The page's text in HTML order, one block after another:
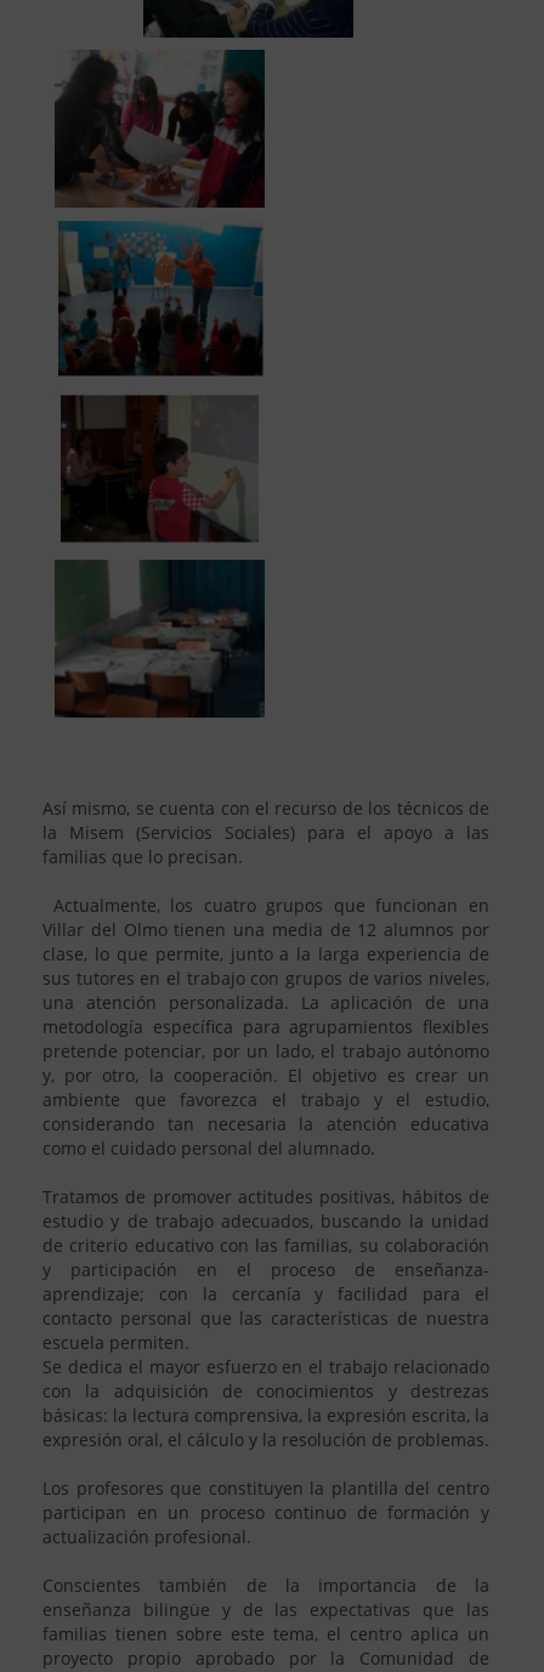
Así mismo, se cuenta con el recurso de los técnicos de
la Misem (Servicios Sociales) para el apoyo a las
familias que lo precisan.
Actualmente, los cuatro grupos que funcionan en
Villar del Olmo tienen una media de 12 alumnos por
clase, lo que permite, junto a la larga experiencia de
sus tutores en el trabajo con grupos de varios niveles,
una atención personalizada. La aplicación de una
metodología específica para agrupamientos flexibles
pretende potenciar, por un lado, el trabajo autónomo
y, por otro, la cooperación. El objetivo es crear un
ambiente que favorezca el trabajo y el estudio,
considerando tan necesaria la atención educativa
como el cuidado personal del alumnado.
Tratamos de promover actitudes positivas, hábitos de
estudio y de trabajo adecuados, buscando la unidad
de criterio educativo con las familias, su colaboración
y participación en el proceso de enseñanza-
aprendizaje; con la cercanía y facilidad para el
contacto personal que las características de nuestra
escuela permiten.
Se dedica el mayor esfuerzo en el trabajo relacionado
con la adquisición de conocimientos y destrezas
básicas: la lectura comprensiva, la expresión escrita, la
expresión oral, el cálculo y la resolución de problemas.
Los profesores que constituyen la plantilla del centro
participan en un proceso continuo de formación y
actualización profesional.
Conscientes también de la importancia de la
enseñanza bilingüe y de las expectativas que las
familias tienen sobre este tema, el centro aplica un
proyecto propio aprobado por la Comunidad de